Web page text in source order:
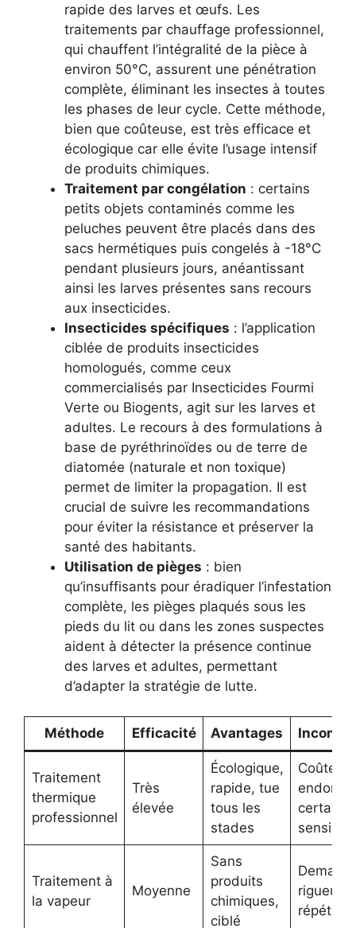
rapide des larves et œufs. Les
traitements par chauffage professionnel,
qui chauffent l’intégralité de la pièce à
environ 50°C, assurent une pénétration
complète, éliminant les insectes à toutes
les phases de leur cycle. Cette méthode,
bien que coûteuse, est très efficace et
écologique car elle évite l’usage intensif
de produits chimiques.
Traitement par congélation : certains
petits objets contaminés comme les
peluches peuvent être placés dans des
sacs hermétiques puis congelés à -18°C
pendant plusieurs jours, anéantissant
ainsi les larves présentes sans recours
aux insecticides.
Insecticides spécifiques : l’application
ciblée de produits insecticides
homologués, comme ceux
commercialisés par Insecticides Fourmi
Verte ou Biogents, agit sur les larves et
adultes. Le recours à des formulations à
base de pyréthrinoïdes ou de terre de
diatomée (naturale et non toxique)
permet de limiter la propagation. Il est
crucial de suivre les recommandations
pour éviter la résistance et préserver la
santé des habitants.
Utilisation de pièges : bien
qu’insuffisants pour éradiquer l’infestation
complète, les pièges plaqués sous les
pieds du lit ou dans les zones suspectes
aident à détecter la présence continue
des larves et adultes, permettant
d’adapter la stratégie de lutte.
Méthode Efficacité Avantages
Traitement
thermique
professionnel
Très
élevée
Écologique,
rapide, tue
tous les
stades
certains
Traitement à
la vapeur
Moyenne
Sans
produits
chimiques,
ciblé
rigueur